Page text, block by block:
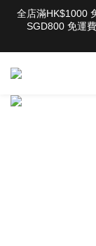
根據香港法律，
醉的酒類。
not be sold or
全店滿HK$1000
SGD800 免運
根據香港法律，不
醉的酒類。Under